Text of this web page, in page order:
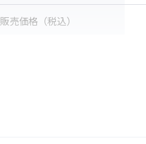
販売価格（税込）